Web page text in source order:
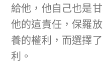
給他，他自己也是
他的這責任，保羅
養的權利，而選擇
利。